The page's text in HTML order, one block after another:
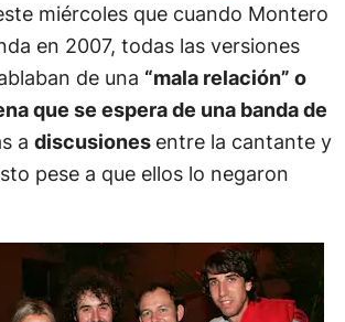
miércoles que cuando Montero
en 2007, todas las versiones
de una “mala relación” o
que se espera de una banda de
a discusiones entre la cantante y
pese a que ellos lo negaron